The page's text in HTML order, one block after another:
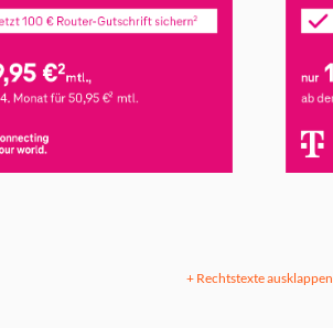
+ Rechtstexte ausklappen